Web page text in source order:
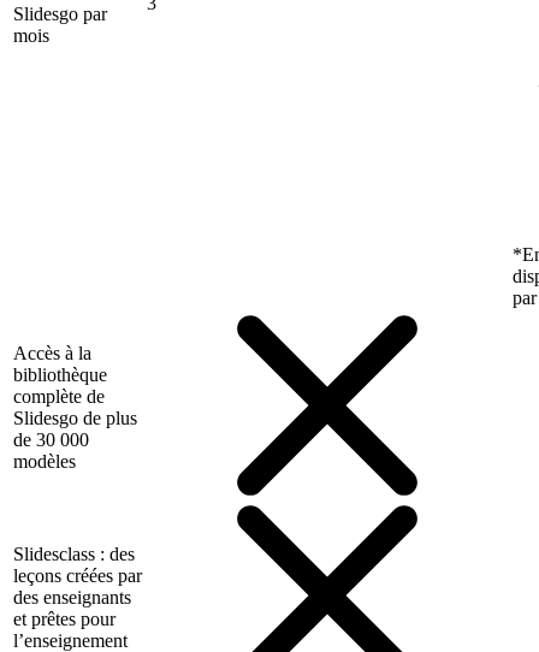
Slidesgo par
mois
Accès à la
bibliothèque
complète de
Slidesgo de plus
de 30 000
modèles
Slidesclass : des
leçons créées par
des enseignants
et prêtes pour
l’enseignement